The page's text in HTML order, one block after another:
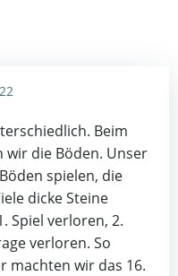
Beim
wir die Böden. Unser
spielen, die
dicke Steine
Spiel verloren, 2.
verloren. So
machten wir das 16.